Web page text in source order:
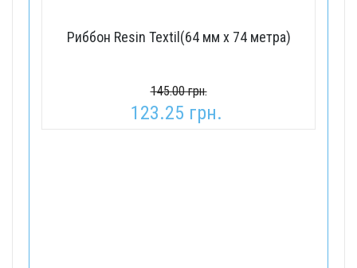
Риббон Resin Textil(64 мм x 74 метра)
145.00 грн.
123.25 грн.